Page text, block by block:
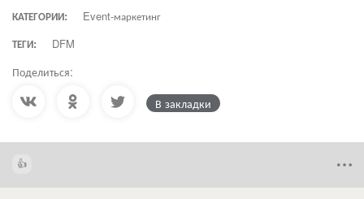
КАТЕГОРИИ:
Event-маркетинг
ТЕГИ:
DFM
Поделиться:
В закладки